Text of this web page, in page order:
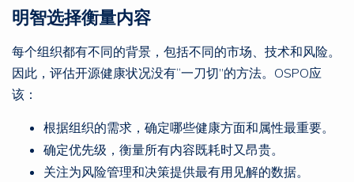
明智选择衡量内容
每个组织都有不同的背景，包括不同的市场、技术和风险。
因此，评估开源健康状况没有“一刀切”的方法。OSPO应
该：
根据组织的需求，确定哪些健康方面和属性最重要。
确定优先级，衡量所有内容既耗时又昂贵。
关注为风险管理和决策提供最有用见解的数据。